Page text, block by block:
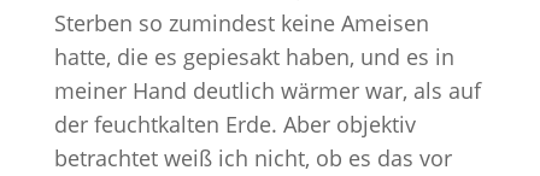
Sterben so zumindest keine Ameisen
hatte, die es gepiesakt haben, und es in
meiner Hand deutlich wärmer war, als auf
der feuchtkalten Erde. Aber objektiv
betrachtet weiß ich nicht, ob es das vor